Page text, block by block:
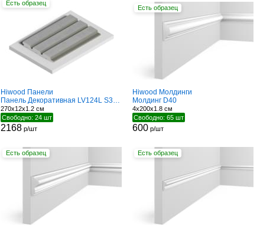
Есть образец
Hiwood Панели
Панель Декоративная LV124L S339S
270x12x1.2 см
Свободно: 24 шт
2168р/шт
Есть образец
Hiwood Молдинги
Молдинг D40
4x200x1.8 см
Свободно: 65 шт
600 р/шт
Есть образец Есть образец